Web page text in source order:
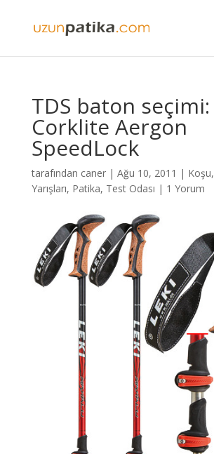
TDS baton
Corklite Aergon
SpeedLock
tarafından caner| Ağu 10, 2011 | Koşu,
Yarışları, Patika, Test Odası | 1 Yorum